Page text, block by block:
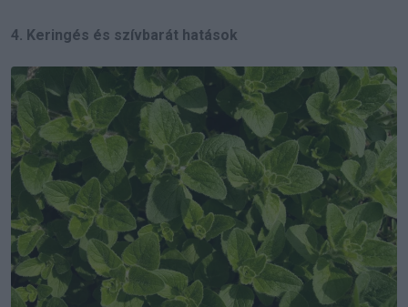
4. Keringés és szívbarát hatások